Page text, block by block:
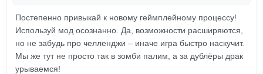
Постепенно привыкай к новому геймплейному процессу!
Используй мод осознанно. Да, возможности расширяются,
но не забудь про челленджи – иначе игра быстро наскучит.
Мы же тут не просто так в зомби палим, а за дублёры драк
урываемся!